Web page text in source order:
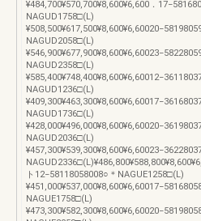
¥484,700¥570,700¥8,600¥6,600．
NAGUD1758□(L)
NAGUD2058□(L)
NAGUD2358□(L)
NAGUD1236□(L)
NAGUD1736□(L)
NAGUD2036□(L)
ト12−58118058008○＊NAGUE1258□(L)
NAGUE1758□(L)